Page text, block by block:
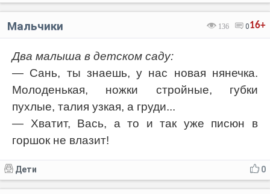
16+
136 0
Мальчики
Два малыша в детском саду:
— Сань, ты знаешь, у нас новая нянечка.
Молоденькая, ножки стройные, губки
пухлые, талия узкая, а груди...
— Хватит, Вась, а то и так уже писюн в
горшок не влазит!
0
Дети